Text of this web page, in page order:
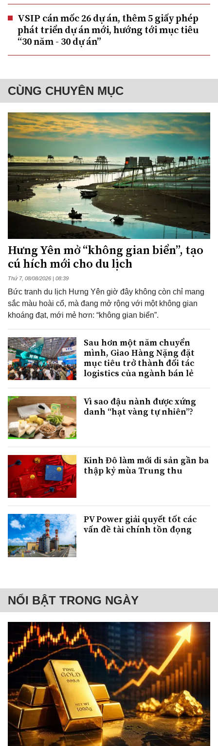
VSIP cán mốc 26 dự án, thêm 5 giấy phép
phát triển dự án mới, hướng tới mục tiêu
“30 năm - 30 dự án”
CÙNG CHUYÊN MỤC
Hưng Yên mở “không gian biển”, tạo
cú hích mới cho du lịch
Thứ 7, 08/08/2026 | 08:39
Bức tranh du lịch Hưng Yên giờ đây không còn chỉ mang
sắc màu hoài cổ, mà đang mở rộng với một không gian
khoáng đạt, mới mẻ hơn: “không gian biển”.
Sau hơn một năm chuyển
mình, Giao Hàng Nặng đặt
mục tiêu trở thành đối tác
logistics của ngành bán lẻ
Vì sao đậu nành được xứng
danh “hạt vàng tự nhiên”?
Kinh Đô làm mới di sản gần ba
thập kỷ mùa Trung thu
PV Power giải quyết tốt các
vấn đề tài chính tồn đọng
NỔI BẬT TRONG NGÀY